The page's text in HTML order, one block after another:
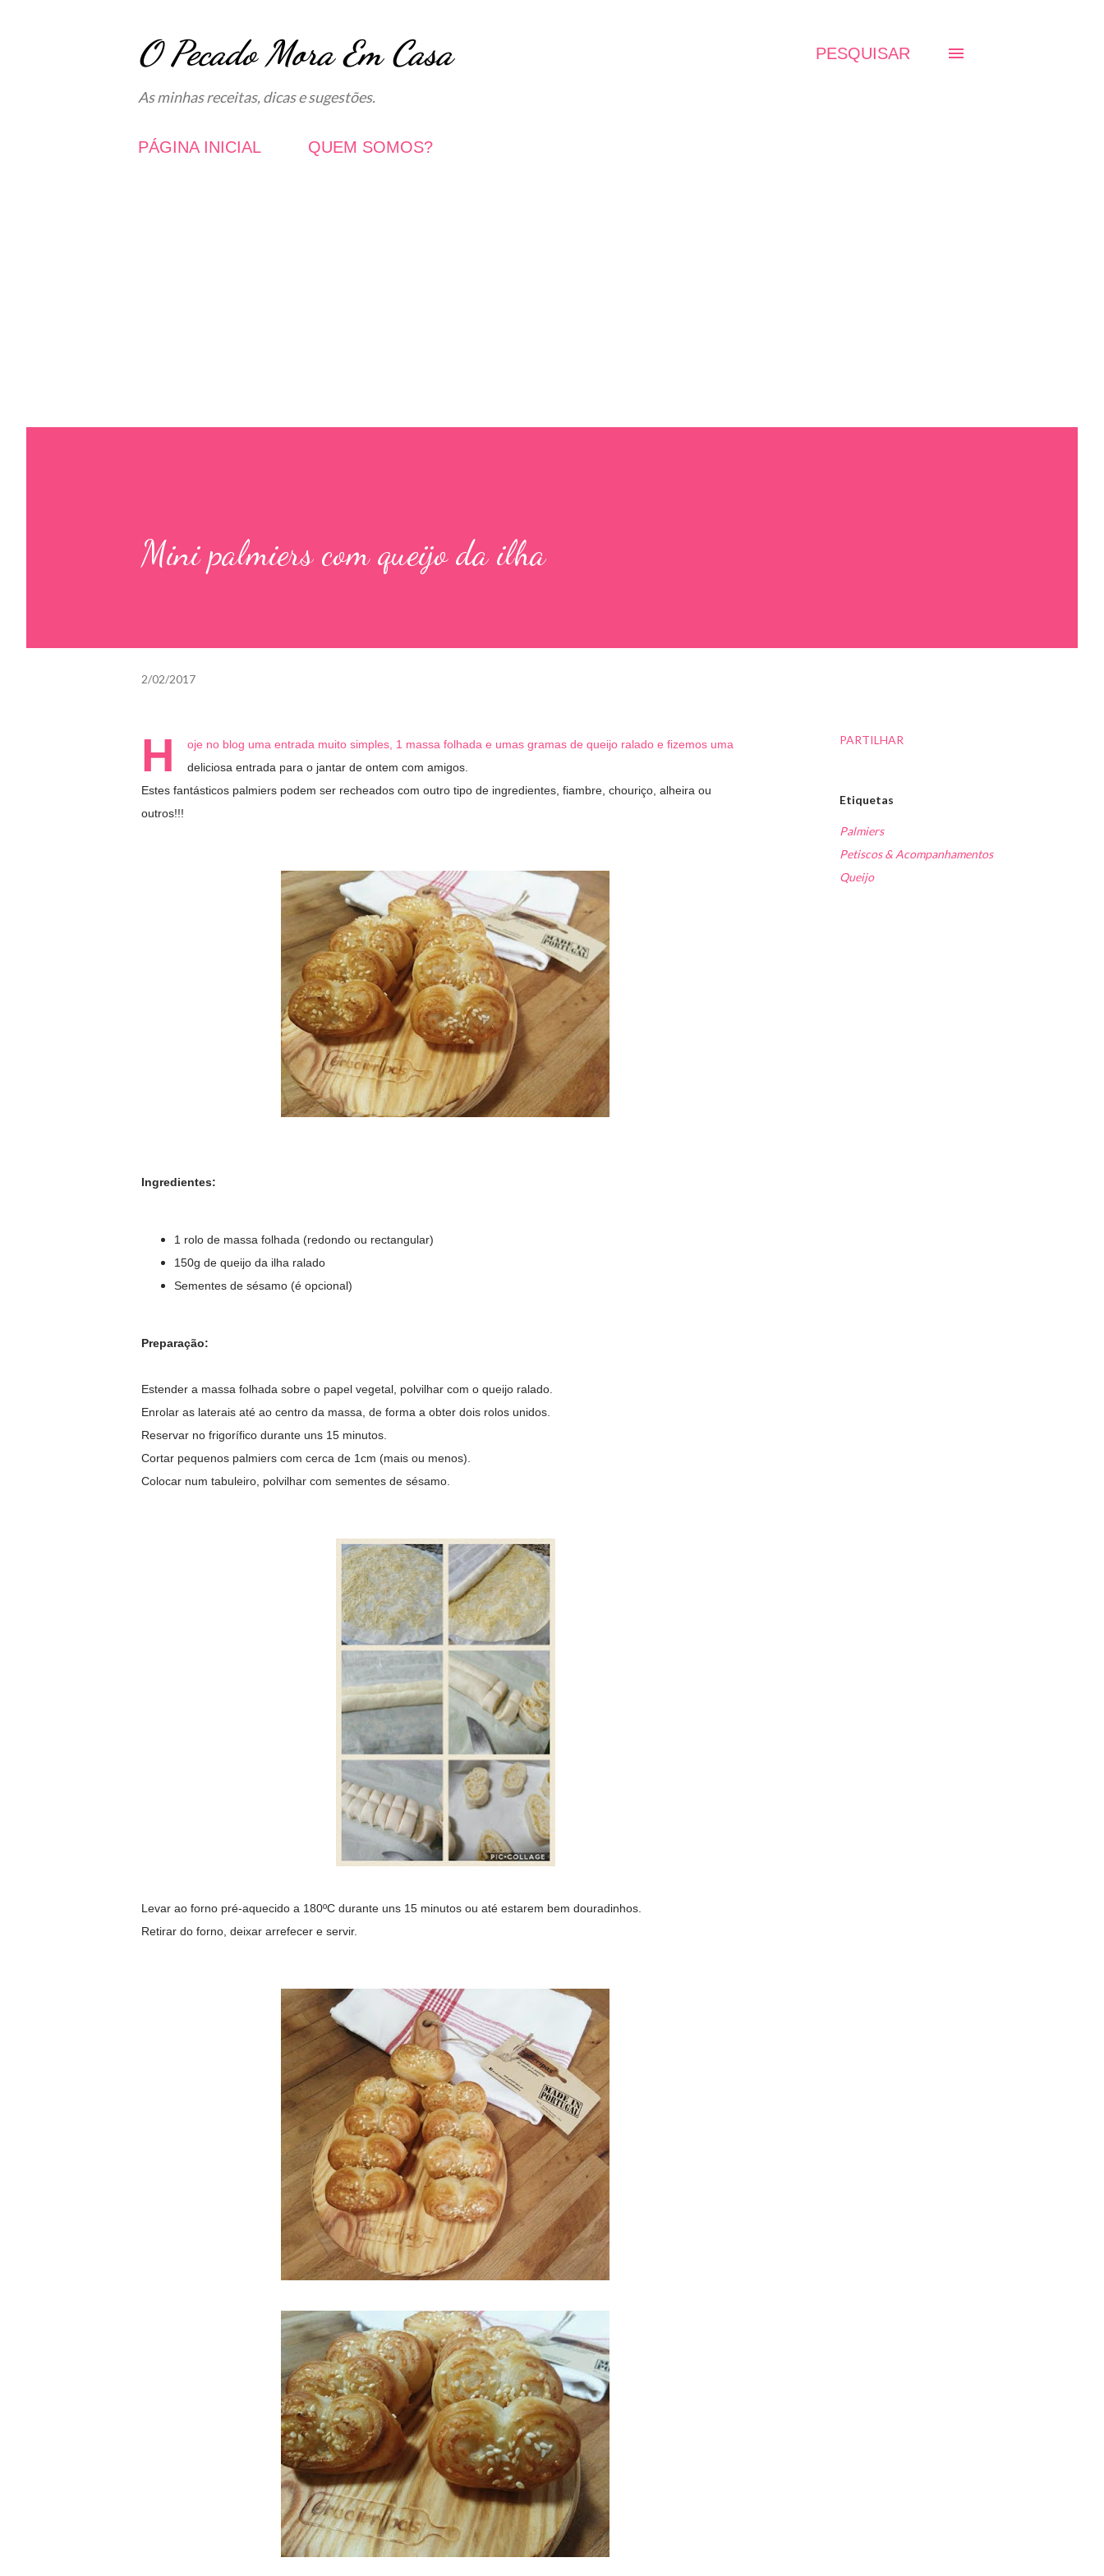
O Pecado Mora Em Casa
As minhas receitas, dicas e sugestões.
PESQUISAR
PÁGINA INICIAL QUEM SOMOS?
Mini palmiers com queijo da ilha
2/02/2017
H
oje no blog uma entrada muito simples, 1 massa folhada e umas gramas de queijo ralado e fizemos uma
deliciosa entrada para o jantar de ontem com amigos.
Estes fantásticos palmiers podem ser recheados com outro tipo de ingredientes, fiambre, chouriço, alheira ou
outros!!!
Ingredientes:
1 rolo de massa folhada (redondo ou rectangular)
150g de queijo da ilha ralado
Sementes de sésamo (é opcional)
Preparação:
Estender a massa folhada sobre o papel vegetal, polvilhar com o queijo ralado.
Enrolar as laterais até ao centro da massa, de forma a obter dois rolos unidos.
Reservar no frigorífico durante uns 15 minutos.
Cortar pequenos palmiers com cerca de 1cm (mais ou menos).
Colocar num tabuleiro, polvilhar com sementes de sésamo.
Levar ao forno pré-aquecido a 180ºC durante uns 15 minutos ou até estarem bem douradinhos.
Retirar do forno, deixar arrefecer e servir.
PARTILHAR
Etiquetas
Palmiers
Petiscos & Acompanhamentos
Queijo